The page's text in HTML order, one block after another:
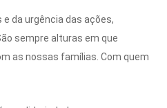
da urgência das ações,
sempre alturas em que
as nossas famílias. Com quem